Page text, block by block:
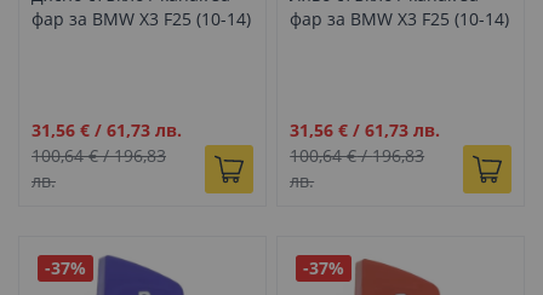
фар за BMW X3 F25 (10-14)
Промо
цена
31,56 € / 61,73 лв.
100,64 €/196,83
лв.
фар за BMW X3 F25 (10-14)
Промо
цена
31,56 € /61,73 лв.
100,64 €/196,83
лв.
-37% -37%